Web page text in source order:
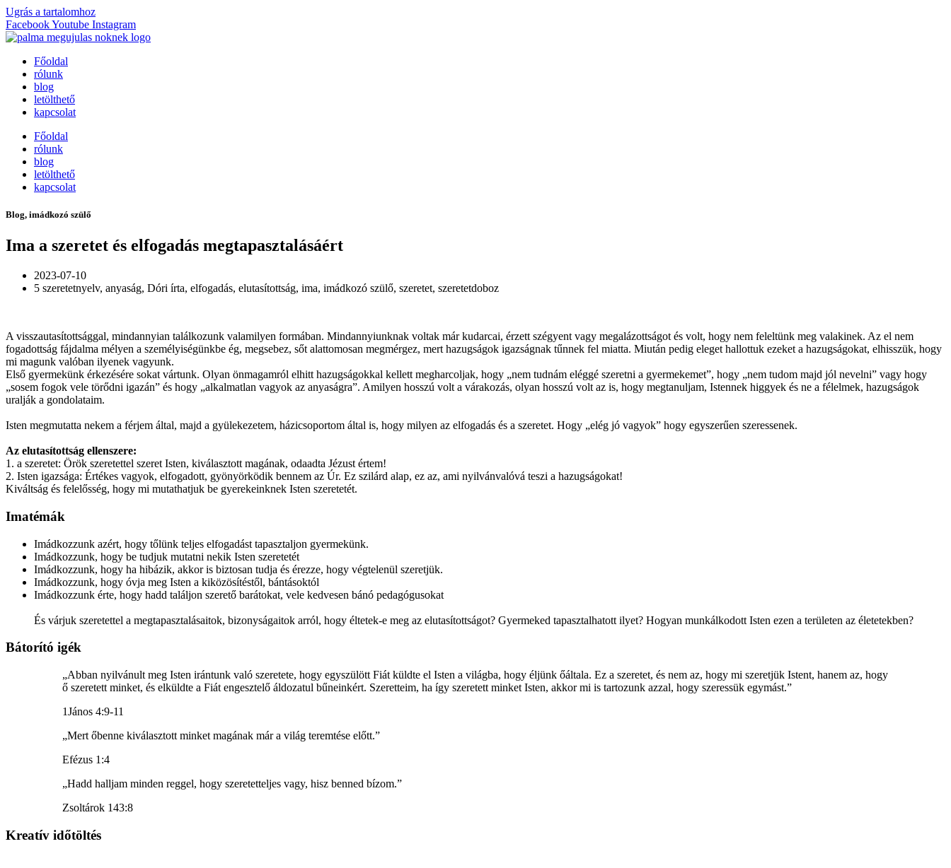
Ugrás a tartalomhoz
FacebookYoutube Instagram
Főoldal
rólunk
blog
letölthető
kapcsolat
Főoldal
rólunk
blog
letölthető
kapcsolat
Blog, imádkozó szülő
Ima a szeretet és elfogadás megtapasztalásáért
2023-07-10
5 szeretetnyelv, anyaság, Dóri írta, elfogadás, elutasítottság, ima, imádkozó szülő, szeretet, szeretetdoboz
A visszautasítottsággal, mindannyian találkozunk valamilyen formában. Mindannyiunknak voltak már kudarcai, érzett szégyent vagy megalázottságot és volt, hogy nem feleltünk meg valakinek. Az el nem
fogadottság fájdalma mélyen a személyiségünkbe ég, megsebez, sőt alattomosan megmérgez, mert hazugságok igazságnak tűnnek fel miatta. Miután pedig eleget hallottuk ezeket a hazugságokat, elhisszük, hogy
mi magunk valóban ilyenek vagyunk.
Első gyermekünk érkezésére sokat vártunk. Olyan önmagamról elhitt hazugságokkal kellett megharcoljak, hogy „nem tudnám eléggé szeretni a gyermekemet”, hogy „nem tudom majd jól nevelni” vagy hogy
„sosem fogok vele törődni igazán” és hogy „alkalmatlan vagyok az anyaságra”. Amilyen hosszú volt a várakozás, olyan hosszú volt az is, hogy megtanuljam, Istennek higgyek és ne a félelmek, hazugságok
uralják a gondolataim.
Isten megmutatta nekem a férjem által, majd a gyülekezetem, házicsoportom által is, hogy milyen az elfogadás és a szeretet. Hogy „elég jó vagyok” hogy egyszerűen szeressenek.
Az elutasítottság ellenszere:
1. a szeretet: Örök szeretettel szeret Isten, kiválasztott magának, odaadta Jézust értem!
2. Isten igazsága: Értékes vagyok, elfogadott, gyönyörködik bennem az Úr. Ez szilárd alap, ez az, ami nyilvánvalóvá teszi a hazugságokat!
Kiváltság és felelősség, hogy mi mutathatjuk be gyerekeinknek Isten szeretetét.
Imatémák
Imádkozzunk azért, hogy tőlünk teljes elfogadást tapasztaljon gyermekünk.
Imádkozzunk, hogy be tudjuk mutatni nekik Isten szeretetét
Imádkozzunk, hogy ha hibázik, akkor is biztosan tudja és érezze, hogy végtelenül szeretjük.
Imádkozzunk, hogy óvja meg Isten a kiközösítéstől, bántásoktól
Imádkozzunk érte, hogy hadd találjon szerető barátokat, vele kedvesen bánó pedagógusokat
És várjuk szeretettel a megtapasztalásaitok, bizonyságaitok arról, hogy éltetek-e meg az elutasítottságot? Gyermeked tapasztalhatott ilyet? Hogyan munkálkodott Isten ezen a területen az életetekben?
Bátorító igék
„Abban nyilvánult meg Isten irántunk való szeretete, hogy egyszülött Fiát küldte el Isten a világba, hogy éljünk őáltala. Ez a szeretet, és nem az, hogy mi szeretjük Istent, hanem az, hogy
ő szeretett minket, és elküldte a Fiát engesztelő áldozatul bűneinkért. Szeretteim, ha így szeretett minket Isten, akkor mi is tartozunk azzal, hogy szeressük egymást.”
1János 4:9-11
„Mert őbenne kiválasztott minket magának már a világ teremtése előtt.”
Efézus 1:4
„Hadd halljam minden reggel, hogy szeretetteljes vagy, hisz benned bízom.”
‭‭Zsoltárok‬ ‭143:8‬
Kreatív időtöltés